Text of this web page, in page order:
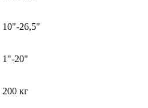
10"-26,5"
1"-20"
200 кг